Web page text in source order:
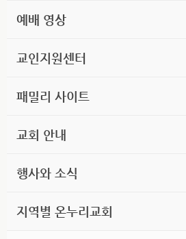
예배 영상
교인지원센터
패밀리 사이트
교회 안내
행사와 소식
지역별 온누리교회